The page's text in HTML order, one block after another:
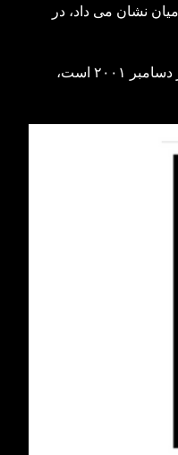
نشان می ‌داد، در
پس از بررسی توسط افغان وتنس مشخص شد که این ویدئو، یک قطعه کوتاه از یک فیلم در مورد کشتار دشت لیلی در دسامبر ۲۰۰۱ است،